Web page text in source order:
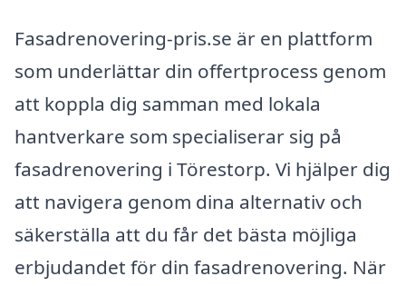
Fasadrenovering-pris.se är en plattform
som underlättar din offertprocess genom
att koppla dig samman med lokala
hantverkare som specialiserar sig på
fasadrenovering i Törestorp. Vi hjälper dig
att navigera genom dina alternativ och
säkerställa att du får det bästa möjliga
erbjudandet för din fasadrenovering. När